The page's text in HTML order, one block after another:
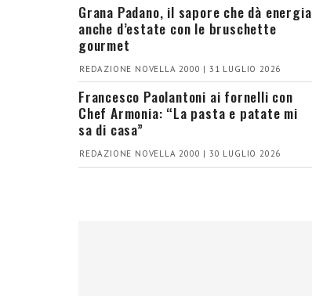
Grana Padano, il sapore che dà energia
anche d’estate con le bruschette
gourmet
REDAZIONE NOVELLA 2000 | 31 LUGLIO 2026
Francesco Paolantoni ai fornelli con
Chef Armonia: “La pasta e patate mi
sa di casa”
REDAZIONE NOVELLA 2000 | 30 LUGLIO 2026